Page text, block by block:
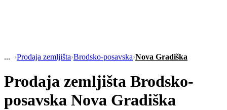
›Prodaja zemljišta›Brodsko-posavska›Nova Gradiška
Prodaja zemljišta Brodsko-
posavska Nova Gradiška